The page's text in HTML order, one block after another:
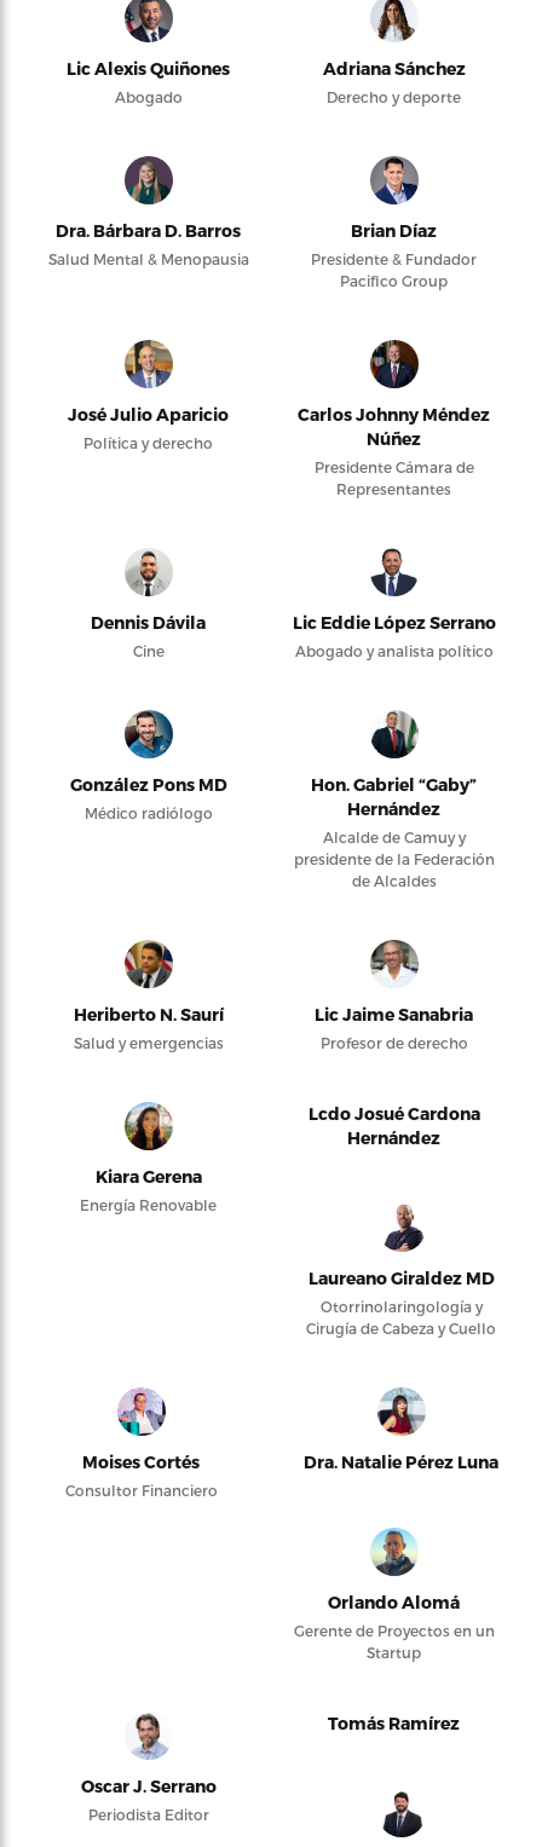
Lic Alexis Quiñones
Abogado
Adriana Sánchez
Derecho y deporte
Dra. Bárbara D. Barros
Salud Mental & Menopausia
Brian Díaz
Presidente & Fundador
Pacifico Group
José Julio Aparicio
Política y derecho
Carlos Johnny Méndez
Núñez
Presidente Cámara de
Representantes
Dennis Dávila
Cine
Lic Eddie López Serrano
Abogado y analista político
González Pons MD
Médico radiólogo
Hon. Gabriel “Gaby”
Hernández
Alcalde de Camuy y
presidente de la Federación
de Alcaldes
Heriberto N. Saurí
Salud y emergencias
Lic Jaime Sanabria
Profesor de derecho
Kiara Gerena
Energía Renovable
Lcdo Josué Cardona
Hernández
Laureano Giraldez MD
Otorrinolaringología y
Cirugía de Cabeza y Cuello
Moises Cortés
Consultor Financiero
Dra. Natalie Pérez Luna
Orlando Alomá
Gerente de Proyectos en un
Startup
Oscar J. Serrano
Periodista Editor
Tomás Ramírez